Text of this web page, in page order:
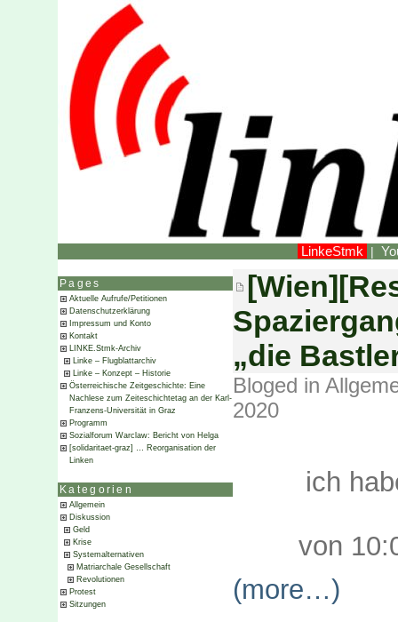
LinkeStmk |
Pages
Aktuelle Aufrufe/Petitionen
Datenschutzerklärung
Impressum und Konto
Kontakt
LINKE.Stmk-Archiv
Linke – Flugblattarchiv
Linke – Konzept – Historie
Österreichische Zeitgeschichte: Eine
Nachlese zum Zeiteschichtetag an der Karl-
Franzens-Universität in Graz
Programm
Sozialforum Warclaw: Bericht von Helga
[solidaritaet-graz] … Reorganisation der
Linken
Kategorien
Allgemein
Diskussion
Geld
Krise
Systemalternativen
Matriarchale Gesellschaft
Revolutionen
Protest
Sitzungen
„die
Bloged in
2020
ich
von
(more…)